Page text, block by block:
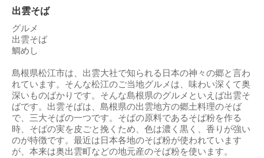
出雲そば
グルメ
出雲そば
鯛めし
島根県松江市は、出雲大社で知られる日本の神々の郷と言わ
れています。そんな松江のご当地グルメは、味わい深くて奥
深いものばかりです。そんな島根県のグルメといえば出雲そ
ばです。出雲そばは、島根県の出雲地方の郷土料理のそば
で、三大そばの一つです。そばの原料であるそば粉を作る
時、そばの実を皮ごと挽くため、色は濃く黒く、香りが強い
のが特徴です。最近は日本各地のそば粉が使われています
が、本来は奥出雲町などの地元産のそば粉を使います。